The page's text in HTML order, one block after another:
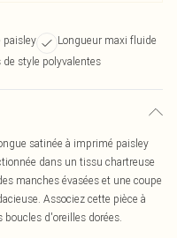
paisley
Longueur maxi fluide
de style polyvalentes
satinée à imprimé paisley
dans un tissu chartreuse
manches évasées et une coupe
Associez cette pièce à
d'oreilles dorées.